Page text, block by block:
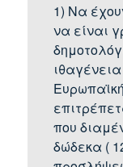
1) Να
να είναι
που
δώδεκα (